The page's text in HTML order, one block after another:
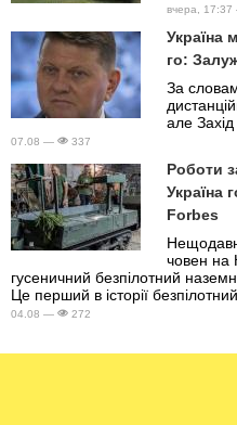
вчера,
Україна
го:
За
але
07.08 — 337
Роботи
Україна
Forbes
човен на
гусеничний безпілотний
Це перший в історії
04.08 — 272